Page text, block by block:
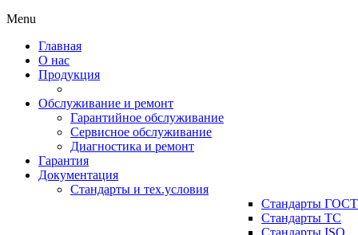
Menu
Главная
О нас
Продукция
Обслуживание и ремонт
Гарантийное обслуживание
Сервисное обслуживание
Диагностика и ремонт
Гарантия
Документация
Стандарты и тех.условия
Стандарты ГОСТ
Стандарты ТС